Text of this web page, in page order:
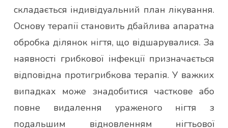
складається індивідуальний план лікування.
Основу терапії становить дбайлива апаратна
обробка ділянок нігтя, що відшарувалися. За
наявності грибкової інфекції призначається
відповідна протигрибкова терапія. У важких
випадках може знадобитися часткове або
повне видалення ураженого нігтя з
подальшим відновленням нігтьової